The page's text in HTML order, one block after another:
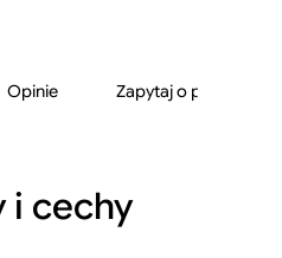
Opinie Zapytaj o produkt
i cechy